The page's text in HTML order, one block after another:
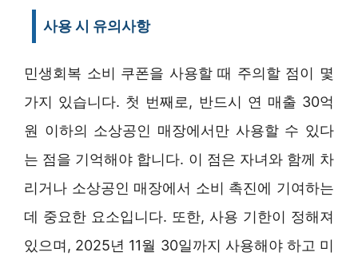
사용 시 유의사항
민생회복 소비 쿠폰을 사용할 때 주의할 점이 몇
가지 있습니다. 첫 번째로, 반드시 연 매출 30억
원 이하의 소상공인 매장에서만 사용할 수 있다
는 점을 기억해야 합니다. 이 점은 자녀와 함께 차
리거나 소상공인 매장에서 소비 촉진에 기여하는
데 중요한 요소입니다. 또한, 사용 기한이 정해져
있으며, 2025년 11월 30일까지 사용해야 하고 미